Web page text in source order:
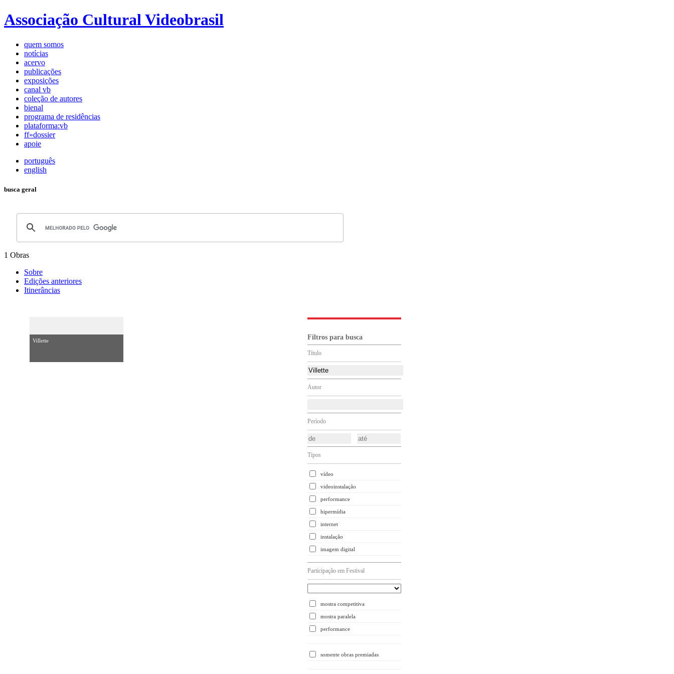
Associação Cultural Videobrasil
quem somos
notícias
acervo
publicações
exposições
canal vb
coleção de autores
bienal
programa de residências
plataforma:vb
ff»dossier
apoie
português
english
busca geral
1 Obras
Sobre
Edições anteriores
Itinerâncias
Villette Filtros para busca
Título
Autor
Período
Tipos
vídeo
videoinstalação
performance
hipermídia
internet
instalação
imagem digital
Participação em Festival
mostra competitiva
mostra paralela
performance
somente obras premiadas